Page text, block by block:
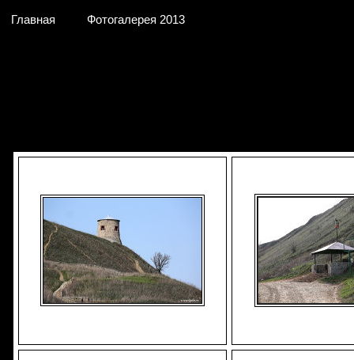
Главная Фотогалерея 2013